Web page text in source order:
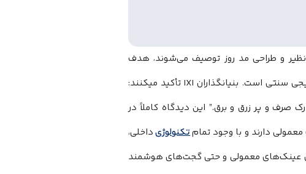
و طراحی مد روز توصیف می‌شوند، هدف
اصلی‌شان جایگزینی کامل عینک‌های مطالعه و همچنین عینک‌های تدریجی سنتی است. بنیانگذاران IXI تأکید میکنند:
صرف و پر زرق و برق.” این دیدگاه کاملاً در
دارند و با وجود تمامتکنولوژیداخلی،
عینک‌های معمولی و حتی گجت‌های هوشمند